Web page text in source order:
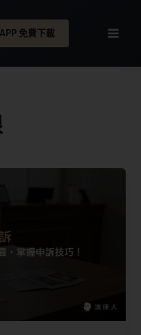
APP 免費下載